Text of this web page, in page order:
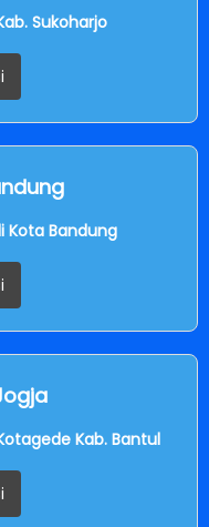
Sukoharjo
Kota Bandung
Kab. Bantul